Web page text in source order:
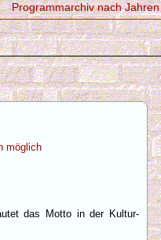
Programmarchiv nach Jahren
möglich
das Motto in der Kultur-